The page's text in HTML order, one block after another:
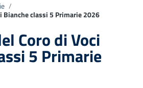
/
Bianche classi 5 Primarie 2026
Coro di Voci
5 Primarie